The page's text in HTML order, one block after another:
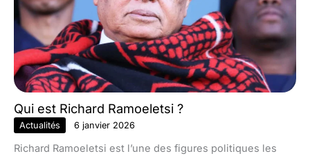
Qui est Richard Ramoeletsi ?
Actualités 6 janvier 2026
Richard Ramoeletsi est l’une des figures politiques les